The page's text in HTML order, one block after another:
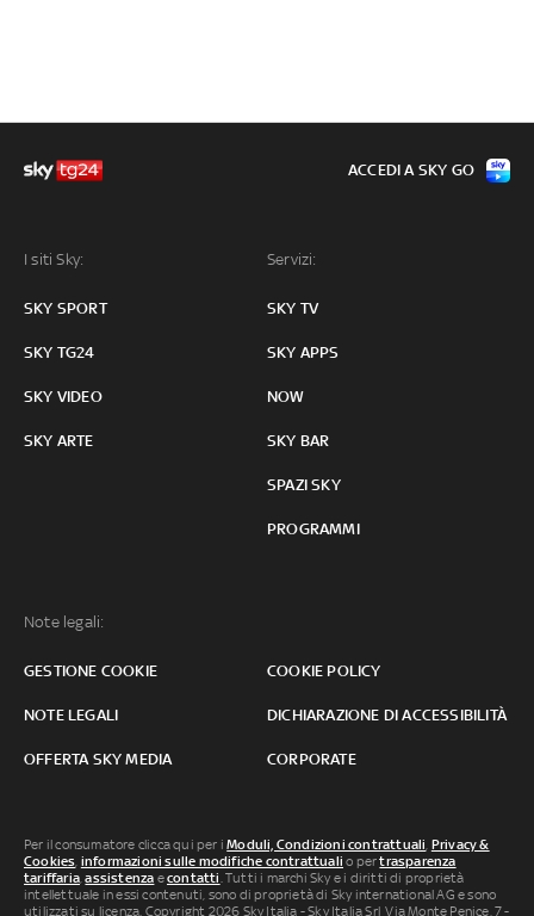
I siti Sky:
SKY SPORT
SKY TG24
SKY VIDEO
SKY ARTE
Servizi:
SKY TV
SKY APPS
NOW
SKY BAR
SPAZI SKY
PROGRAMMI
Note legali:
GESTIONE COOKIE COOKIE POLICY
NOTE LEGALI DICHIARAZIONE DI ACCESSIBILITÀ
OFFERTA SKY MEDIA CORPORATE
ACCEDI A SKY GO
Per il consumatore clicca qui per iModuli, Condizioni contrattuali, Privacy &
Cookies, informazioni sulle modifiche contrattuali o pertrasparenza
tariffaria,assistenza econtatti. Tutti i marchi Sky e i diritti di proprietà
intellettuale in essi contenuti, sono di proprietà di Sky international AG e sono
utilizzati su licenza. Copyright 2026 Sky Italia - Sky Italia Srl Via Monte Penice, 7 -